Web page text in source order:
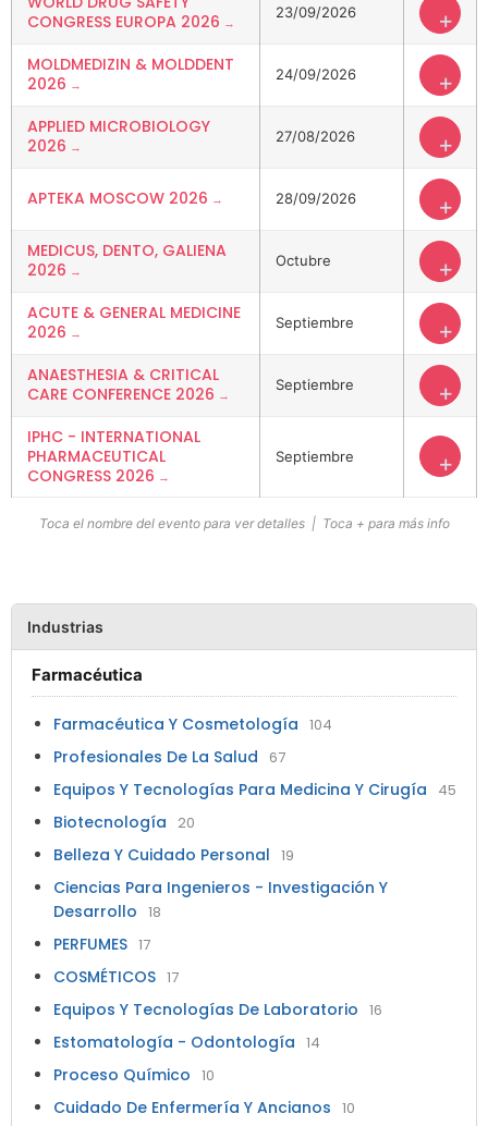
CONGRESS EUROPA 2026
23/09/2026 +
MOLDMEDIZIN & MOLDDENT
2026
24/09/2026 +
APPLIED MICROBIOLOGY
2026
27/08/2026 +
APTEKA MOSCOW 2026 28/09/2026 +
MEDICUS, DENTO, GALIENA
2026
Octubre +
ACUTE & GENERAL MEDICINE
2026
Septiembre +
ANAESTHESIA & CRITICAL
CARE CONFERENCE 2026
Septiembre +
IPHC - INTERNATIONAL
PHARMACEUTICAL
CONGRESS 2026
Septiembre +
Toca el nombre del evento para ver detalles | Toca + para más info
Industrias
Farmacéutica
Farmacéutica Y Cosmetología 104
Profesionales De La Salud 67
Equipos Y Tecnologías Para Medicina Y Cirugía 45
Biotecnología 20
Belleza Y Cuidado Personal 19
Ciencias Para Ingenieros - Investigación Y
Desarrollo 18
PERFUMES 17
COSMÉTICOS 17
Equipos Y Tecnologías De Laboratorio 16
Estomatología - Odontología 14
Proceso Químico 10
Cuidado De Enfermería Y Ancianos 10